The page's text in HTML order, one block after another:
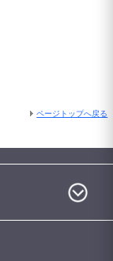
ページトップへ戻る